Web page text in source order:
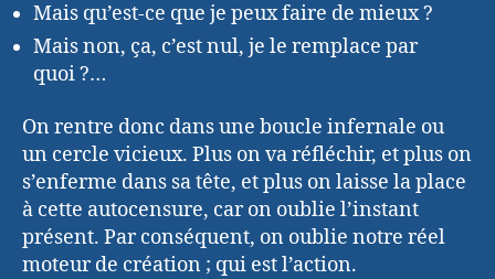
Mais qu’est-ce que je peux faire de mieux ?
Mais non, ça, c’est nul, je le remplace par
quoi ?…
On rentre donc dans une boucle infernale ou
un cercle vicieux. Plus on va réfléchir, et plus on
s’enferme dans sa tête, et plus on laisse la place
à cette autocensure, car on oublie l’instant
présent. Par conséquent, on oublie notre réel
moteur de création ; qui est l’action.